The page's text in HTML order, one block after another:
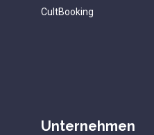
CultBooking
Unternehmen